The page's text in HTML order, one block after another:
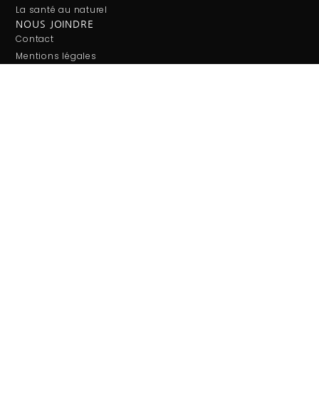
La santé au naturel
NOUS JOINDRE
Contact
Mentions légales